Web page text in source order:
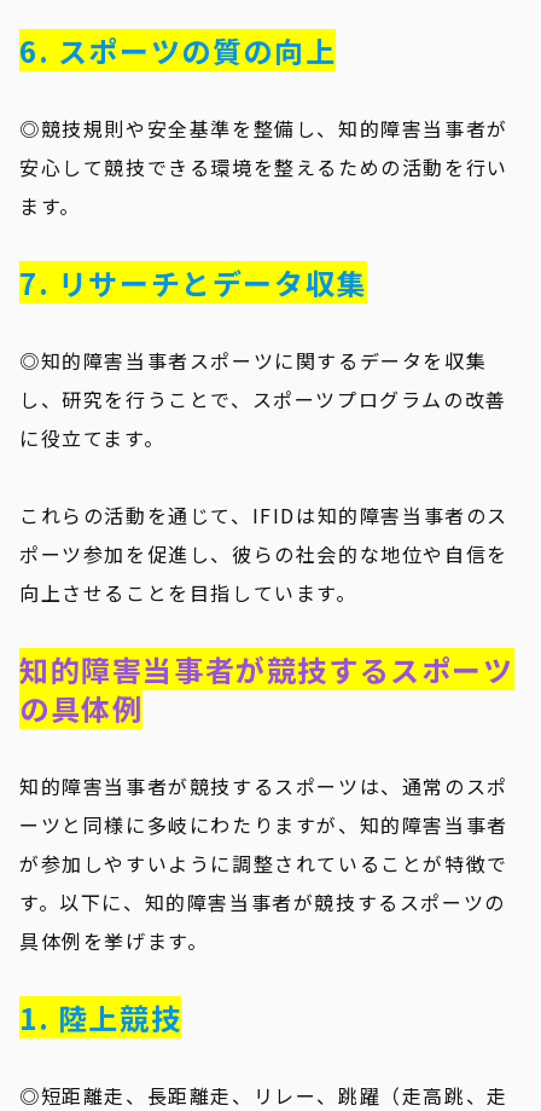
6. スポーツの質の向上
◎競技規則や安全基準を整備し、知的障害当事者が
安心して競技できる環境を整えるための活動を行い
ます。
7. リサーチとデータ収集
◎知的障害当事者スポーツに関するデータを収集
し、研究を行うことで、スポーツプログラムの改善
に役立てます。
これらの活動を通じて、IFIDは知的障害当事者のス
ポーツ参加を促進し、彼らの社会的な地位や自信を
向上させることを目指しています。
知的障害当事者が競技するスポーツ
の具体例
知的障害当事者が競技するスポーツは、通常のスポ
ーツと同様に多岐にわたりますが、知的障害当事者
が参加しやすいように調整されていることが特徴で
す。以下に、知的障害当事者が競技するスポーツの
具体例を挙げます。
1. 陸上競技
◎短距離走、長距離走、リレー、跳躍（走高跳、走